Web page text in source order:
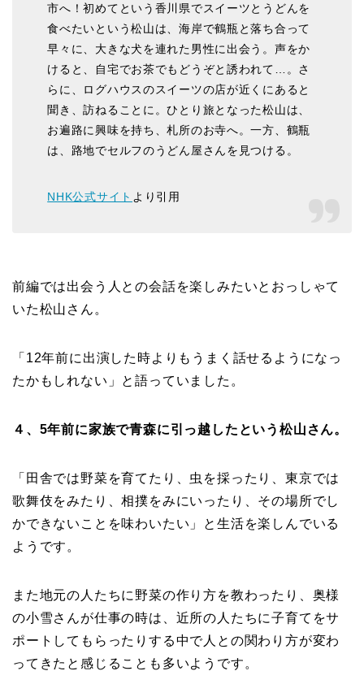
市へ！初めてという香川県でスイーツとうどんを
食べたいという松山は、海岸で鶴瓶と落ち合って
早々に、大きな犬を連れた男性に出会う。声をか
けると、自宅でお茶でもどうぞと誘われて…。さ
らに、ログハウスのスイーツの店が近くにあると
聞き、訪ねることに。ひとり旅となった松山は、
お遍路に興味を持ち、札所のお寺へ。一方、鶴瓶
は、路地でセルフのうどん屋さんを見つける。
NHK公式サイト より引用
前編では出会う人との会話を楽しみたいとおっしゃて
いた松山さん。
「12年前に出演した時よりもうまく話せるようになっ
たかもしれない」と語っていました。
４、5年前に家族で青森に引っ越したという松山さん。
「田舎では野菜を育てたり、虫を採ったり、東京では
歌舞伎をみたり、相撲をみにいったり、その場所でし
かできないことを味わいたい」と生活を楽しんでいる
ようです。
また地元の人たちに野菜の作り方を教わったり、奥様
の小雪さんが仕事の時は、近所の人たちに子育てをサ
ポートしてもらったりする中で人との関わり方が変わ
ってきたと感じることも多いようです。